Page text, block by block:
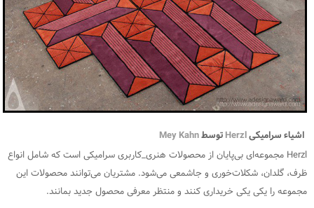
اشیاء سرامیکیHerzlتوسطMey Kahn
Herzl مجموعه‌ای بی‌پایان از محصولات هنری_کاربری سرامیکی است که شامل انواع
ظرف، گلدان، شکلات‌خوری و جاشمعی می‌شود. مشتریان می‌توانند محصولات این
مجموعه را یکی یکی خریداری کنند و منتظر معرفی محصول جدید بمانند.